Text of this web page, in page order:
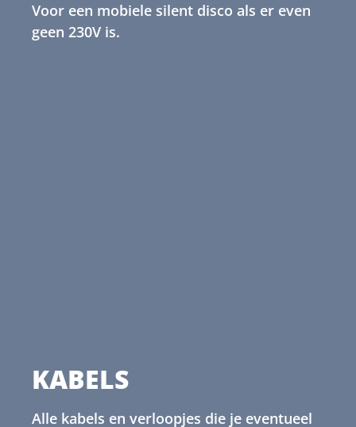
Voor een mobiele silent disco als er even
geen 230V is.
KABELS
Alle kabels en verloopjes die je eventueel